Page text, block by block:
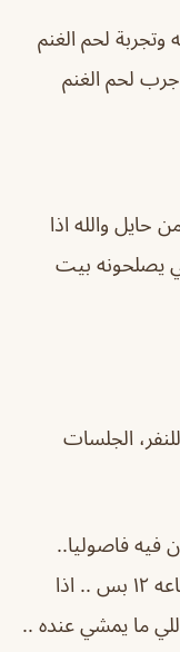
وتجربة لحم الغنم
لحم الغنم
حايل والله اذا
يصلحونه بيت
اللحم جيد جدا، الرز متوسط، السعر ٦٠ للنفر، الجلسات
فيه فاصوليا..
انصحكم انكم تروحون له بعد الظهر الساعه ١٢ بس .. اذا
ما يمشي عنده ..